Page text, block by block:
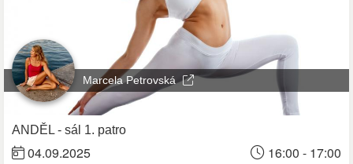
Marcela Petrovská
ANDĚL - sál 1. patro
04.09.2025 16:00 - 17:00